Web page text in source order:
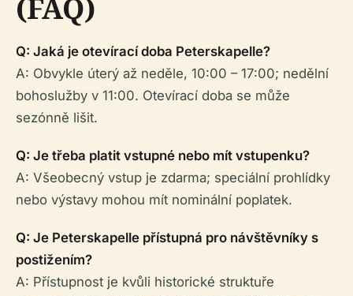
(FAQ)
Q: Jaká je otevírací doba Peterskapelle?
A: Obvykle úterý až neděle, 10:00 – 17:00; nedělní
bohoslužby v 11:00. Otevírací doba se může
sezónně lišit.
Q: Je třeba platit vstupné nebo mít vstupenku?
A: Všeobecný vstup je zdarma; speciální prohlídky
nebo výstavy mohou mít nominální poplatek.
Q: Je Peterskapelle přístupná pro návštěvníky s
postižením?
A: Přístupnost je kvůli historické struktuře